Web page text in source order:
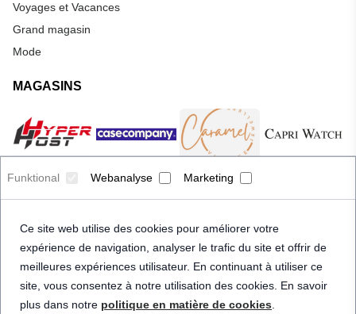
Funktional Webanalyse Marketing
Ce site web utilise des cookies pour améliorer votre
expérience de navigation, analyser le trafic du site et offrir de
meilleures expériences utilisateur. En continuant à utiliser ce
site, vous consentez à notre utilisation des cookies. En savoir
plus dans notre politique en matière de cookies
Voyages et Vacances
Grand magasin
Mode
MAGASINS